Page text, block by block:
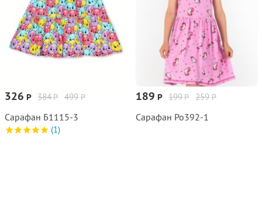
499 Р
384Р
326 Р
Сарафан Б1115‑3
(1)
259 Р
199Р
189 Р
Сарафан Ро392‑1